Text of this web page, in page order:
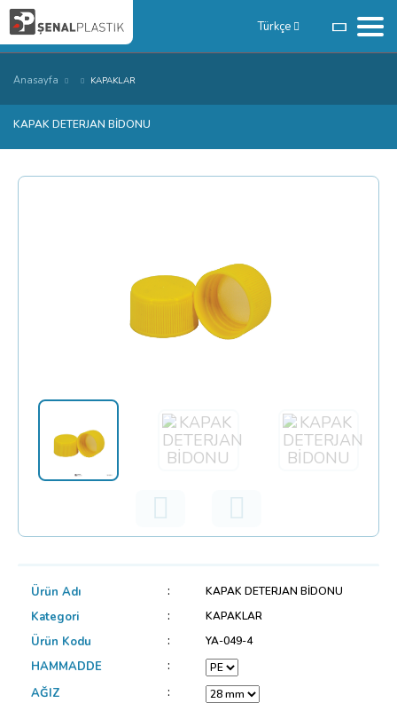
Türkçe
Anasayfa KAPAKLAR
KAPAK DETERJAN BİDONU
Ürün Adı KAPAK DETERJAN BİDONU
Kategori KAPAKLAR
Ürün Kodu YA-049-4
HAMMADDE
AĞIZ